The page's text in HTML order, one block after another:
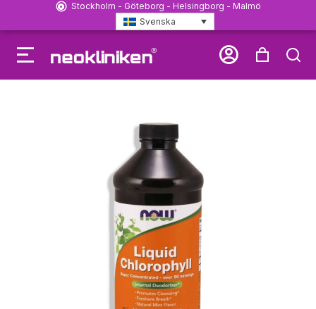
Stockholm - Göteborg - Helsingborg - Malmö
Svenska